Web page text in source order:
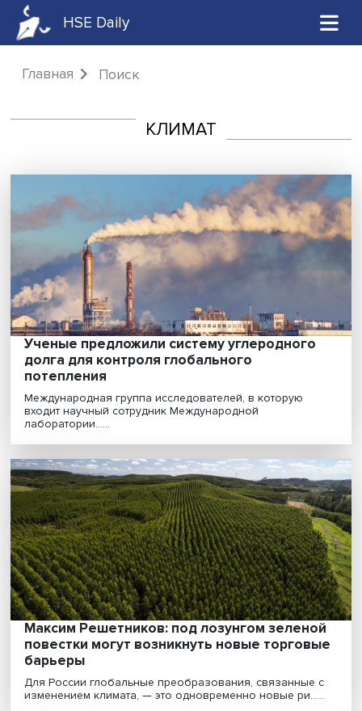
HSE Daily
Главная
Ученые предложили систему
долга для контроля глобального
потепления
Международная группа исследователей, в которую
входит научный сотрудник Международной
лаборатории......